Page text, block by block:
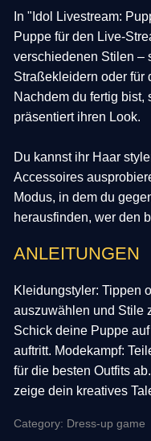
In "Idol Livestream:
Puppe für den Live-
verschiedenen Stilen –
Straßekleidern oder für
Nachdem du fertig bist,
präsentiert ihren Look.
Du kannst ihr Haar
Accessoires
Modus, in dem du
herausfinden, wer den
ANLEITUNGEN
Kleidungstyler: Tippen
auszuwählen und Stile
Schick deine Puppe
auftritt. Modekampf:
für die besten Outfits
zeige dein kreatives
Category: Dress-up game